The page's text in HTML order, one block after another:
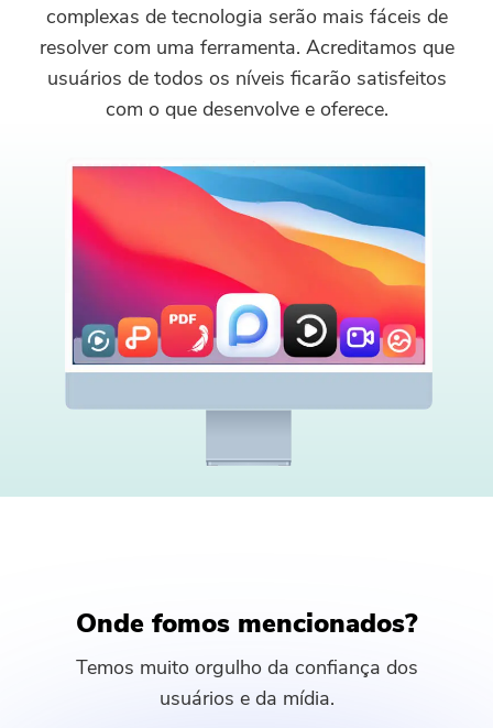
complexas de tecnologia serão mais fáceis de
resolver com uma ferramenta. Acreditamos que
usuários de todos os níveis ficarão satisfeitos
com o que desenvolve e oferece.
Onde fomos mencionados?
Temos muito orgulho da confiança dos
usuários e da mídia.